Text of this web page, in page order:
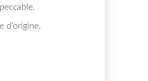
d’origine.